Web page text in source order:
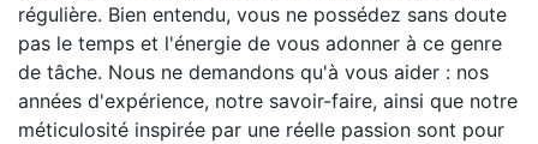
régulière. Bien entendu, vous ne possédez sans doute
pas le temps et l'énergie de vous adonner à ce genre
de tâche. Nous ne demandons qu'à vous aider : nos
années d'expérience, notre savoir-faire, ainsi que notre
méticulosité inspirée par une réelle passion sont pour